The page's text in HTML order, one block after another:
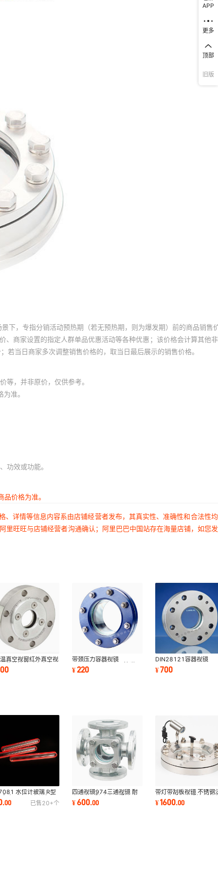
下，专指分销活动预热期（若无预热期，则为爆发期）前的商品销售
商家设置的指定人群单品优惠活动等各种优惠；该价格会计算其他
当日商家多次调整销售价格的，取当日最后展示的销售价格。
等，并非原价，仅供参考。
准。
功效或功能。
价格为准。
详情等信息内容系由店铺经营者发布，其真实性、准确性和合法性
旺旺与店铺经营者沟通确认；阿里巴巴中国站存在海量店铺，如您
真空视窗红外真空视
紫外法兰对夹真空石
观察窗
带颈压力容器视镜
HG21619高温高压管道用
不锈钢NBT47017
¥220
DIN28121容器视镜
NORIS METAGLAS
LUMIGALS MAXOS不
¥700
水位计玻璃 R型
高压液面计 长条红
玻璃板
.00 已售20+个
四通视镜974三通视镜 耐
高温高压玻璃容器视镜 直
通视镜 管道视镜
¥600.00
带灯带刮板视镜 不锈钢
兰一体式组合视镜 活接
灯视镜厂家直供
¥1600.00
APP
更多
顶部
旧版